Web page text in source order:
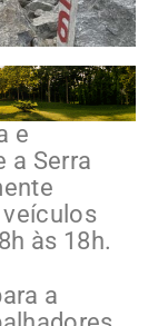
e
a Serra
às 18h.
a